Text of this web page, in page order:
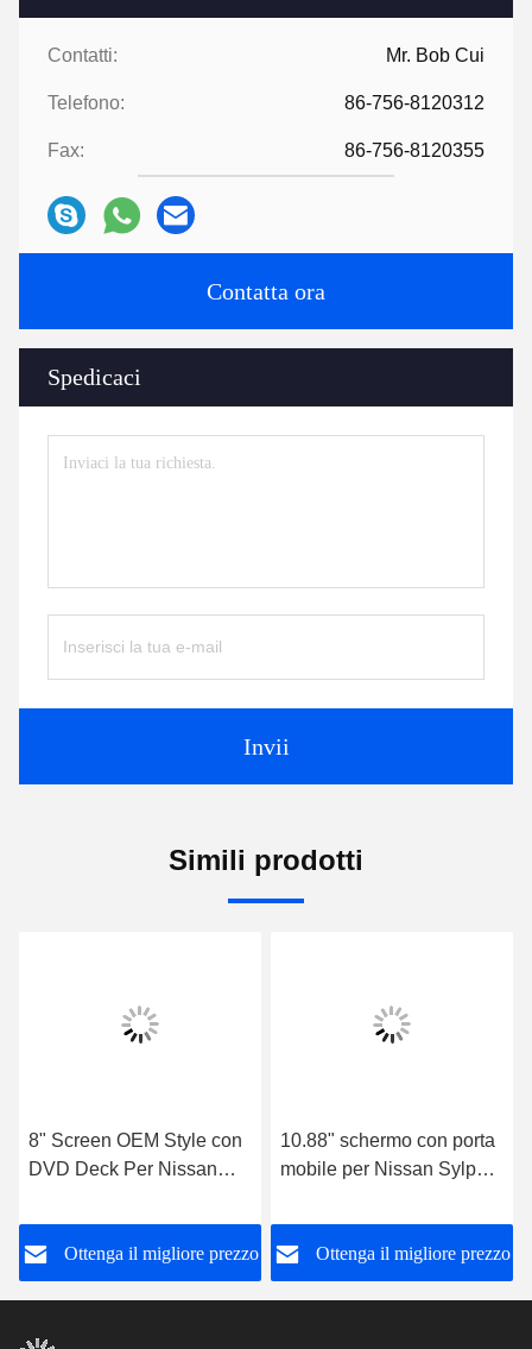
Contatti: Mr. Bob Cui
Telefono: 86-756-8120312
Fax: 86-756-8120355
Contatta ora
Spedicaci
Invii
Simili prodotti
8" Screen OEM Style con
DVD Deck Per Nissan
Africa Versione 2013-
2018Ottenga il migliore prezzo
10.88" schermo con porta
mobile per Nissan Sylphy
Multimedia Stereo
Ottenga il migliore prezzo